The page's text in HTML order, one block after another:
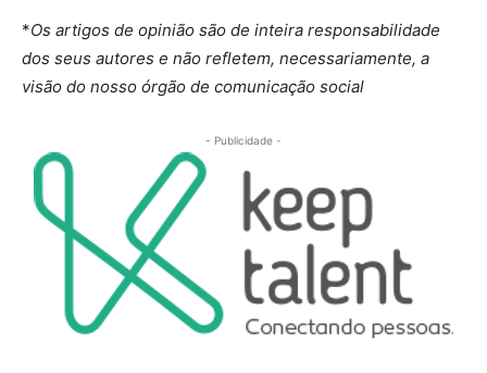
*Os artigos de opinião são de inteira responsabilidade
dos seus autores e não refletem, necessariamente, a
visão do nosso órgão de comunicação social
- Publicidade -